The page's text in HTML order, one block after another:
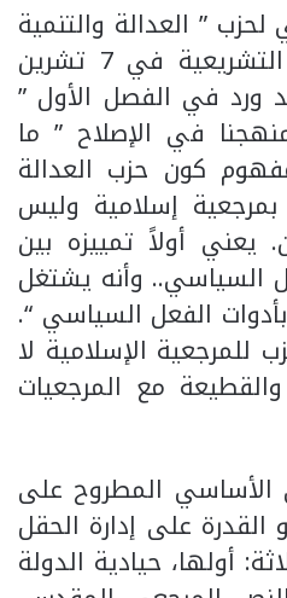
لحزب ” العدالة والتنمية
” المغربي، للانتخابات التشريعية في 7 تشرين
2016، فقد ورد في الفصل الأول ”
في الإصلاح ” ما
كون حزب العدالة
بمرجعية إسلامية وليس
يعني أولاً تمييزه بين
السياسي.. وأنه يشتغل
الفعل السياسي “.
للمرجعية الإسلامية لا
مع المرجعيات
الأساسي المطروح على
القدرة على إدارة الحقل
أولها، حيادية الدولة